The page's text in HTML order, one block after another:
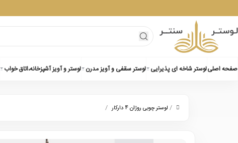
صفحه اصلیلوستر شاخه ای پذیرایی لوستر سقفی و آویز مدرن لوستر و آویز آشپزخانه،اتاق خواب
/ لوستر چوبی روژان 4 دارکار /